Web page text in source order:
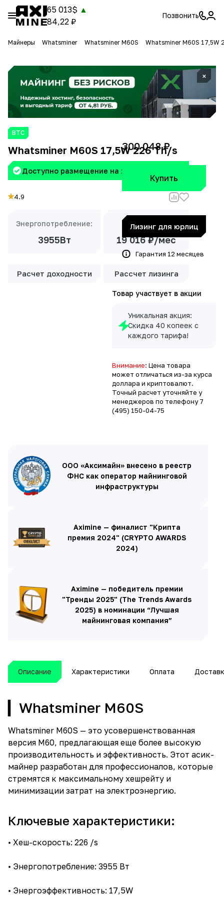
65 013$ ▲
84,22 ₽
Позвонить
Майнеры Whatsminer Whatsminer M60S Whatsminer M60S 17,5W
×
BTC
Whatsminer M60S 17,5W 226 Th/s
Доступно размещение на хостинге Aximine
4.9
Энергопотребление:
3955Вт
Доходность:
19 016 ₽/мес
Расчет доходности Рассчет лизинга
300 048 ₽
Купить
Лизинг для юрлиц
Гарантия 12 месяцев
Товар участвует в акции
Уникальная акция:
Скидка 40 копеек с
каждого тарифа!
Внимание: Цена товара
может отличаться из-за курса
доллара и криптовалют.
Точный расчет уточняйте у
менеджеров по телефону7
(495) 150-04-75
ООО «Аксимайн» внесено в реестр
ФНС как оператор майнинговой
инфраструктуры
Aximine — финалист "Крипта
премия 2024" (CRYPTO AWARDS
2024)
Aximine — победитель премии
"Тренды 2025" (The Trends Awards
2025) в номинации “Лучшая
майнинговая компания”
Описание Характеристики Оплата
▎Whatsminer M60S
Whatsminer M60S — это усовершенствованная
версия M60, предлагающая еще более высокую
производительность и эффективность. Этот асик-
майнер разработан для профессионалов, которые
стремятся к максимальному хешрейту и
минимизации затрат на электроэнергию.
Ключевые характеристики:
• Хеш-скорость: 226 /s
• Энергопотребление: 3955 Вт
• Энергоэффективность: 17,5W